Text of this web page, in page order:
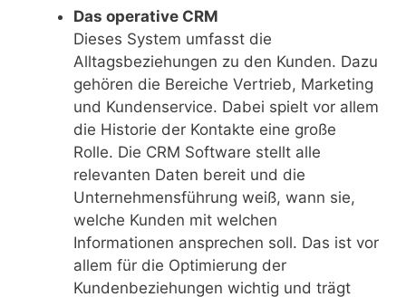
Das operative CRM
Dieses System umfasst die
Alltagsbeziehungen zu den Kunden. Dazu
gehören die Bereiche Vertrieb, Marketing
und Kundenservice. Dabei spielt vor allem
die Historie der Kontakte eine große
Rolle. Die CRM Software stellt alle
relevanten Daten bereit und die
Unternehmensführung weiß, wann sie,
welche Kunden mit welchen
Informationen ansprechen soll. Das ist vor
allem für die Optimierung der
Kundenbeziehungen wichtig und trägt